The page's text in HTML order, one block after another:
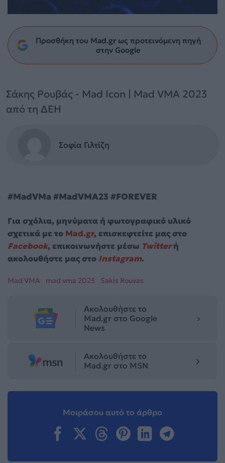
Προσθήκη του Mad.gr ως προτεινόμενη πηγή
στην Google
Σάκης Ρουβάς - Mad Icon | Mad VMA 2023
από τη ΔΕΗ
Σοφία Γιλτίζη
#MadVMa #MadVMA23 #FOREVER
Για σχόλια, μηνύματα ή φωτογραφικό υλικό
σχετικά με το Mad.gr, επισκεφτείτε μας στο
Facebook, επικοινωνήστε μέσω Twitterή
ακολουθήστε μας στο Instagram.
Mad VMA mad vma 2023 Sakis Rouvas
Ακολουθήστε το
Mad.gr στο Google
News
Ακολουθήστε το
Mad.gr στο MSN
Μοιράσου αυτό το άρθρο